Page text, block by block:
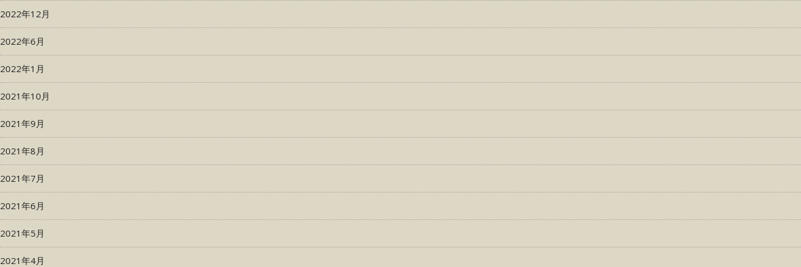
2022年12月
2022年6月
2022年1月
2021年10月
2021年9月
2021年8月
2021年7月
2021年6月
2021年5月
2021年4月